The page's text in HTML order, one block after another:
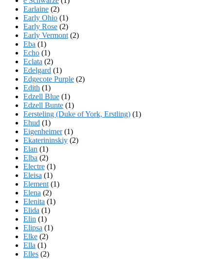
Earlaine (2)
Early Ohio (1)
Early Rose (2)
Early Vermont (2)
Eba (1)
Echo (1)
Eclata (2)
Edelgard (1)
Edgecote Purple (2)
Edith (1)
Edzell Blue (1)
Edzell Bunte (1)
Eersteling (Duke of York, Erstling) (1)
Ehud (1)
Eigenheimer(1)
Ekaterininskiy (2)
Elan (1)
Elba (2)
Electre (1)
Eleisa (1)
Element (1)
Elena (2)
Elenita (1)
Elida (1)
Elin (1)
Elipsa (1)
Elke (2)
Ella (1)
Elles (2)